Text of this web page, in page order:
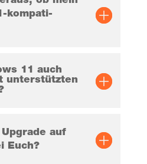
kom­pa­ti­
11 auch
unter­stütz­ten
auf
Euch?